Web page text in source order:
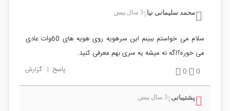
محمد سلیمانی نیا 3 سال پیش
سلام می خواستم ببینم این سرهویه روی هویه های 60وات عادی
می خوره؟اگه نه میشه یه سری بهم معرفی کنید.
0
0 پاسخ | گزارش
پشتیبانی 3 سال پیش